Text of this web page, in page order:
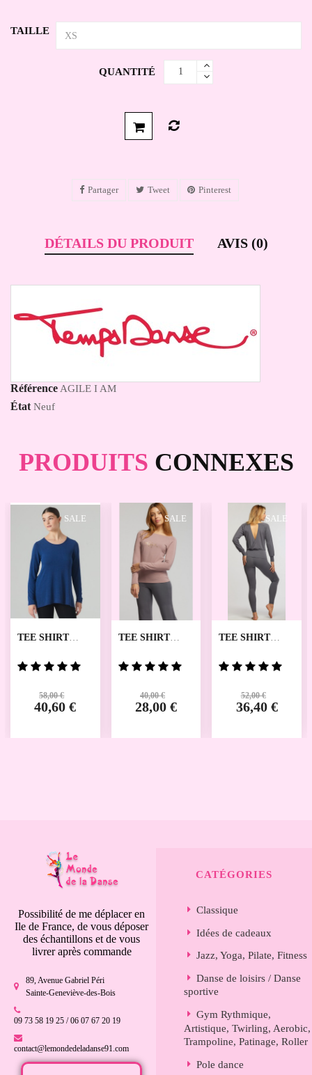
TAILLE
QUANTITÉ
Partager Tweet Pinterest
DÉTAILS DU PRODUIT AVIS (0)
Référence AGILE I AM
État Neuf
PRODUITS CONNEXES
SALE
TEE SHIRT
LONGUES
58,00 €
40,60 €
SALE
TEE SHIRT
LONGUES
40,00 €
28,00 €
SALE
TEE SHIRT
DANSE
52,00 €
36,40 €
Possibilité de me déplacer en
Ile de France, de vous déposer
des échantillons et de vous
livrer après commande
89, Avenue Gabriel Péri
Sainte-Geneviève-des-Bois
09 73 58 19 25 / 06 07 67 20 19
contact@lemondedeladanse91.com
CATÉGORIES
Classique
Idées de cadeaux
Jazz, Yoga, Pilate, Fitness
Danse de loisirs / Danse
sportive
Gym Rythmique,
Artistique, Twirling, Aerobic,
Trampoline, Patinage, Roller
Pole dance